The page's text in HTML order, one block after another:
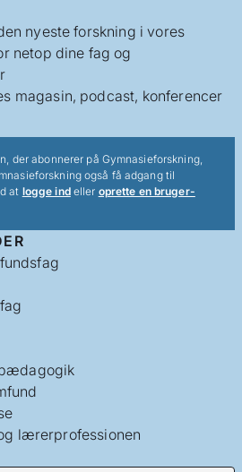
nyeste forskning i vores
netop dine fag og
magasin, podcast, konferencer
der abonnerer på Gymnasieforskning,
også få adgang til
at logge indeller oprette en bruger-
lærerprofessionen